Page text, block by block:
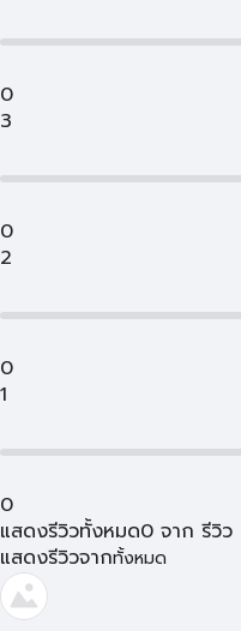
0
3
0
2
0
1
0
แสดงรีวิวทั้งหมด0 จาก รีวิว
แสดงรีวิวจากทั้งหมด